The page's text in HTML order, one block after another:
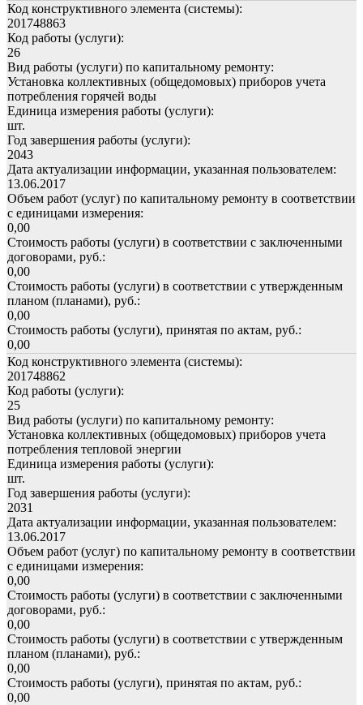
Код конструктивного элемента (системы):
201748863
Код работы (услуги):
26
Вид работы (услуги) по капитальному ремонту:
Установка коллективных (общедомовых) приборов учета
потребления горячей воды
Единица измерения работы (услуги):
шт.
Год завершения работы (услуги):
2043
Дата актуализации информации, указанная пользователем:
13.06.2017
Объем работ (услуг) по капитальному ремонту в соответствии
с единицами измерения:
0,00
Стоимость работы (услуги) в соответствии с заключенными
договорами, руб.:
0,00
Стоимость работы (услуги) в соответствии с утвержденным
планом (планами), руб.:
0,00
Стоимость работы (услуги), принятая по актам, руб.:
0,00
Код конструктивного элемента (системы):
201748862
Код работы (услуги):
25
Вид работы (услуги) по капитальному ремонту:
Установка коллективных (общедомовых) приборов учета
потребления тепловой энергии
Единица измерения работы (услуги):
шт.
Год завершения работы (услуги):
2031
Дата актуализации информации, указанная пользователем:
13.06.2017
Объем работ (услуг) по капитальному ремонту в соответствии
с единицами измерения:
0,00
Стоимость работы (услуги) в соответствии с заключенными
договорами, руб.:
0,00
Стоимость работы (услуги) в соответствии с утвержденным
планом (планами), руб.:
0,00
Стоимость работы (услуги), принятая по актам, руб.:
0,00